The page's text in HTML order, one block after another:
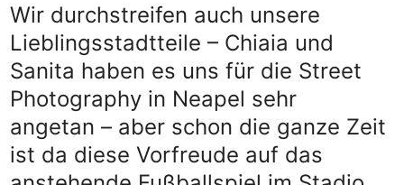
Wir durchstreifen auch unsere
Lieblingsstadtteile – Chiaia und
Sanita haben es uns für die Street
Photography in Neapel sehr
angetan – aber schon die ganze Zeit
ist da diese Vorfreude auf das